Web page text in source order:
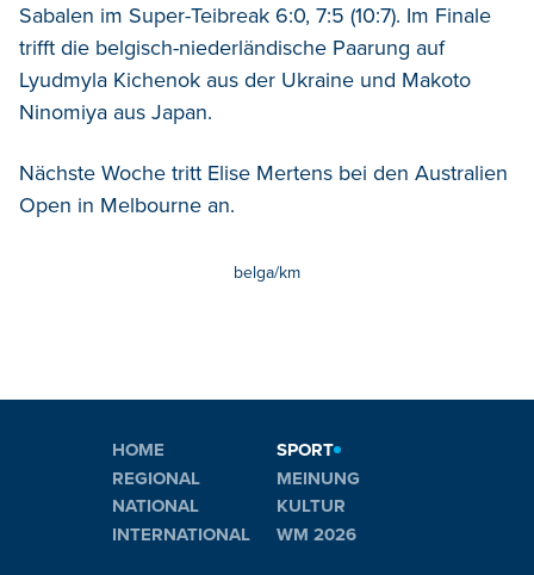
Sabalen im Super-Teibreak 6:0, 7:5 (10:7). Im Finale
trifft die belgisch-niederländische Paarung auf
Lyudmyla Kichenok aus der Ukraine und Makoto
Ninomiya aus Japan.
Nächste Woche tritt Elise Mertens bei den Australien
Open in Melbourne an.
belga/km
HOME
REGIONAL
NATIONAL
INTERNATIONAL
SPORT
MEINUNG
KULTUR
WM 2026